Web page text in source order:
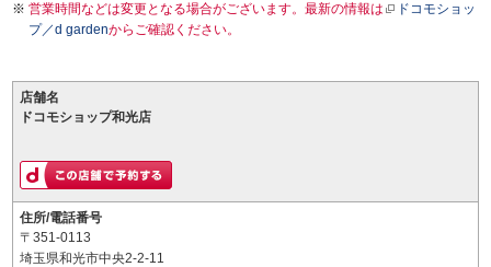
営業時間などは変更となる場合がございます。最新の情報は
ドコモショッ
プ／d gardenからご確認ください。
店舗名
ドコモショップ和光店
住所/電話番号
〒351-0113
埼玉県和光市中央2-2-11